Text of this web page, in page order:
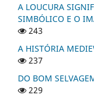
A LOUCURA
SIMBÓLICO E O
243
A HISTÓRIA
237
DO BOM
229